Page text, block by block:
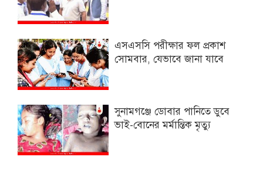
এসএসসি পরীক্ষার ফল প্রকাশ
সোমবার, যেভাবে জানা যাবে
সুনামগঞ্জে ডোবার পানিতে ডুবে
ভাই-বোনের মর্মান্তিক মৃত্যু